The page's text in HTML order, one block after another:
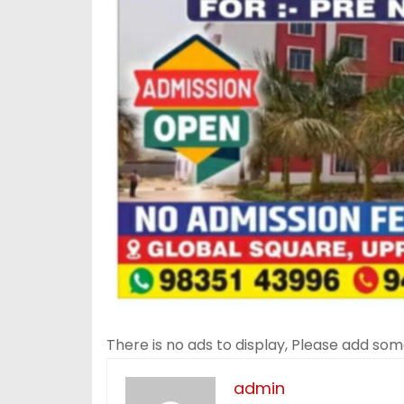
There is no ads to display, Please add
admin